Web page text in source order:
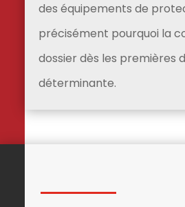
des équipements de
précisément pourquoi la
dossier dès les premières
déterminante.